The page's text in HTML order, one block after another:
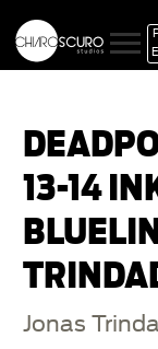
13-14
Jonas